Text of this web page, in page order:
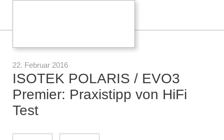
22. Februar 2016
ISOTEK POLARIS / EVO3
Premier: Praxistipp von HiFi
Test